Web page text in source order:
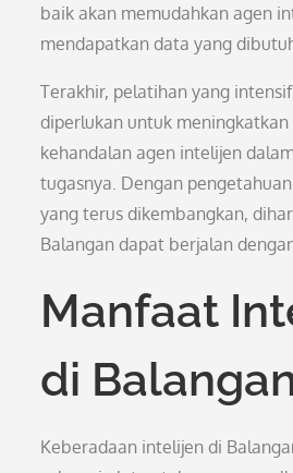
baik akan memudahkan agen
mendapatkan data yang
Terakhir, pelatihan yang
diperlukan untuk
kehandalan agen intelijen
tugasnya. Dengan
yang terus dikembangkan,
Balangan dapat berjalan
Manfaat
di
Keberadaan intelijen di